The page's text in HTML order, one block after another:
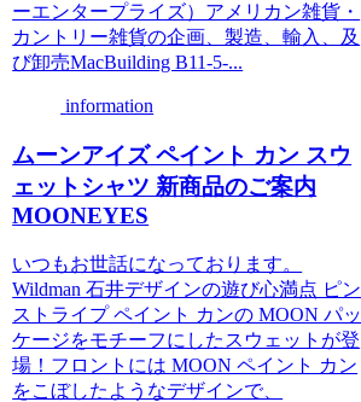
ーエンタープライズ）アメリカン雑貨・
カントリー雑貨の企画、製造、輸入、及
び卸売MacBuilding B11-5-...
information
ムーンアイズ ペイント カン スウ
ェットシャツ 新商品のご案内
MOONEYES
いつもお世話になっております。
Wildman 石井デザインの遊び心満点 ピン
ストライプ ペイント カンの MOON パッ
ケージをモチーフにしたスウェットが登
場！フロントには MOON ペイント カン
をこぼしたようなデザインで、